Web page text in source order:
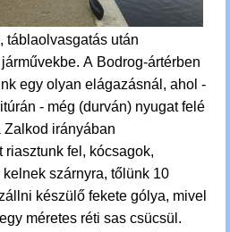
táblaolvasgatás után
A Bodrog-ártérben
egy olyan elágazásnál, ahol -
- még (durván) nyugat felé
Zalkod irányában
riasztunk fel, kócsagok,
szárnyra, tőlünk 10
készülő fekete gólya, mivel
méretes réti sas csücsül.